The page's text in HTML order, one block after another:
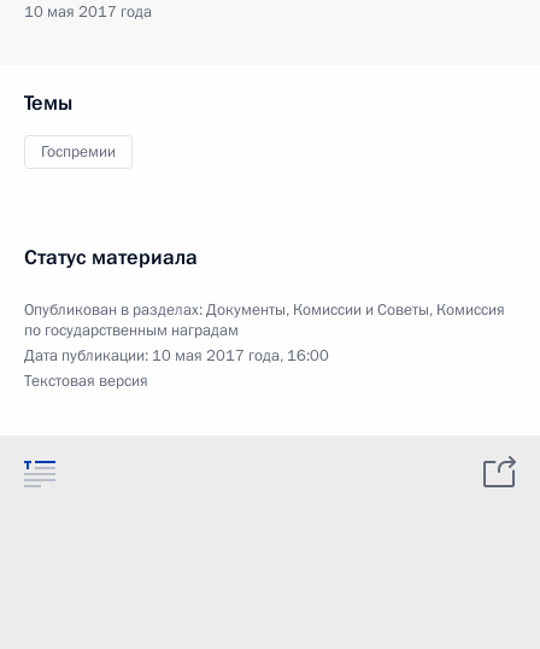
10 мая 2017 года
Темы
Госпремии
Статус материала
Опубликован в разделах:Документы, Комиссии и Советы, Комиссия
по государственным наградам
Дата публикации: 10 мая 2017 года, 16:00
Текстовая версия